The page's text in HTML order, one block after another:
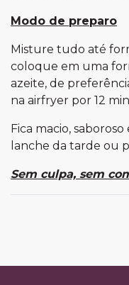
Modo de preparo
Misture tudo até
coloque em uma
azeite, de
na airfryer por 12
Fica macio,
lanche da tarde ou
Sem culpa, sem